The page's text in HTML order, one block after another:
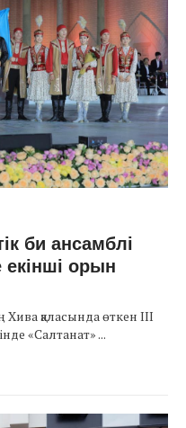
би ансамблі
екінші орын
Хива қаласында өткен III
«Салтанат» ...